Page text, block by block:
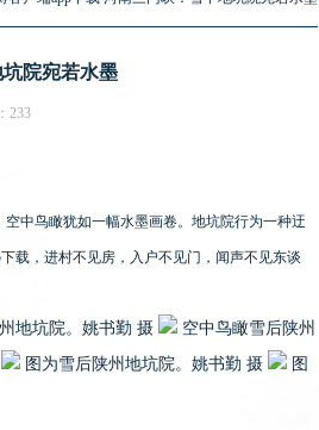
院宛若水墨
233
中鸟瞰犹如一幅水墨画卷。地坑院行为一种迂
载，进村不见房，入户不见门，闻声不见东谈
地坑院。姚书勤 摄
空中鸟瞰雪后陕州
图为雪后陕州地坑院。姚书勤 摄
图